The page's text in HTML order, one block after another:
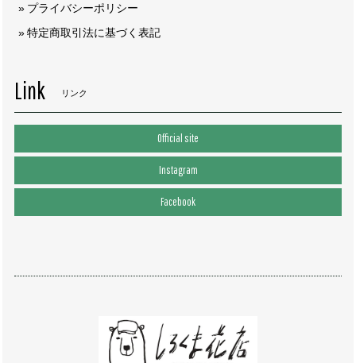
プライバシーポリシー
特定商取引法に基づく表記
Link リンク
Official site
Instagram
Facebook